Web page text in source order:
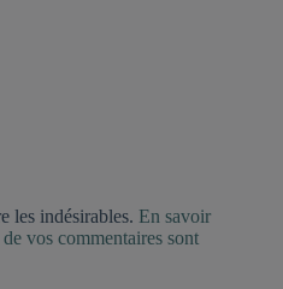
les indésirables. En savoir
vos commentaires sont